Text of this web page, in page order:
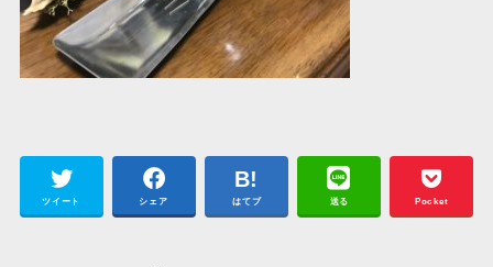
ツイート シェア はてブ 送る Pocket